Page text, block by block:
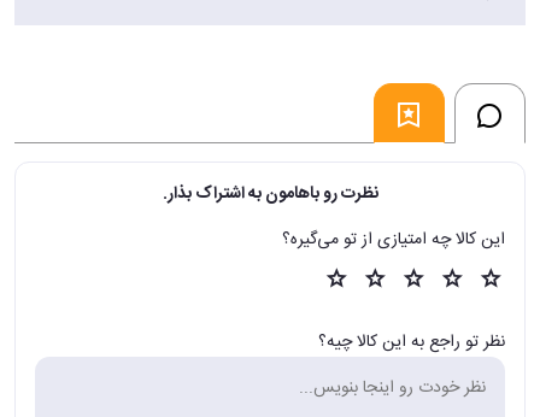
نظرت رو باهامون به اشتراک بذار.
این کالا چه امتیازی از تو می‌گیره؟
نظر تو راجع به این کالا چیه؟